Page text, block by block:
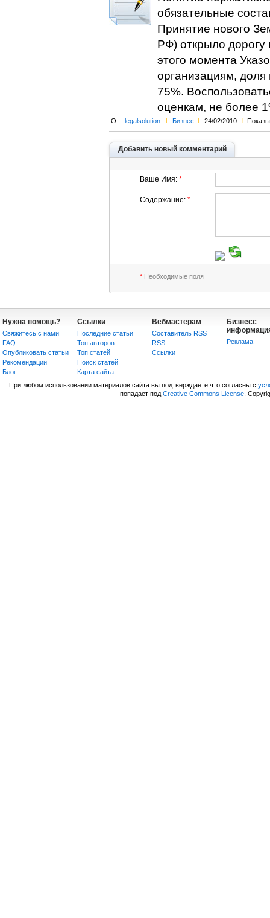
обязательные
Принятие нового
РФ) открыло дорогу
этого момента
организациям,
75%.
оценкам, не более
От: legalsolution l Бизнес l 24/02/2010 l
Добавить новый комментарий
Ваше Имя: *
Содержание: *
*Необходимые поля
Нужна помощь?
Свяжитесь с нами
FAQ
Опубликовать статьи
Рекомендации
Блог
Ссылки
Последние статьи
Топ авторов
Топ статей
Поиск статей
Карта сайта
Вебмастерам
Составитель RSS
RSS
Сcылки
Бизнесс
Реклама
При любом использовании материалов сайта вы подтверждаете что согласны с
попадает под Creative Commons License .